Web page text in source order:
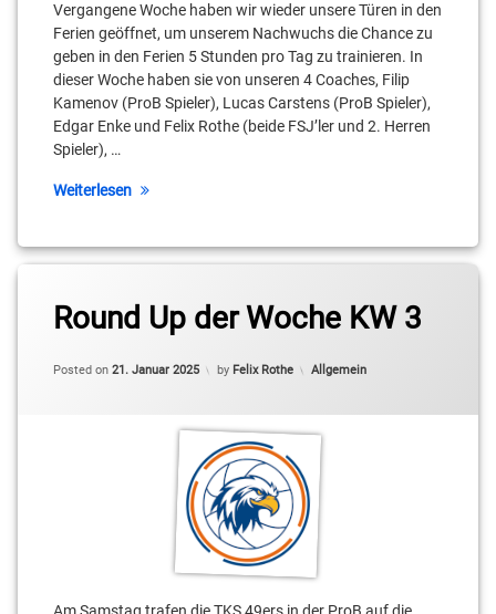
Vergangene Woche haben wir wieder unsere Türen in den
Ferien geöffnet, um unserem Nachwuchs die Chance zu
geben in den Ferien 5 Stunden pro Tag zu trainieren. In
dieser Woche haben sie von unseren 4 Coaches, Filip
Kamenov (ProB Spieler), Lucas Carstens (ProB Spieler),
Edgar Enke und Felix Rothe (beide FSJ’ler und 2. Herren
Spieler), …
Weiterlesen
Round Up der Woche KW 3
Posted on 21. Januar 2025 by Felix Rothe Categories:
Allgemein